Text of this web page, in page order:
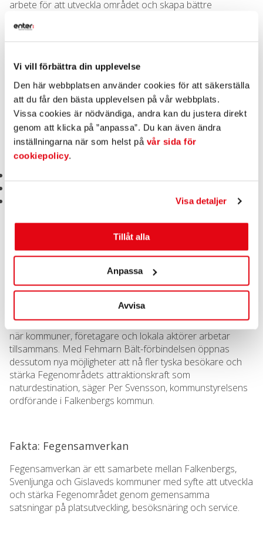
Vi vill förbättra din upplevelse
Den här webbplatsen använder cookies för att säkerställa
att du får den bästa upplevelsen på vår webbplats.
Vissa cookies är nödvändiga, andra kan du justera direkt
genom att klicka på ”anpassa”. Du kan även ändra
inställningarna när som helst på vår sida för
cookiepolicy.
Visa detaljer
Tillåt alla
Anpassa
Avvisa
arbete för att utveckla området och skapa bättre
av Fegen Outdoor är ett viktigt steg i det arbetet och ger
oss bättre möjligheter att sätta området på kartan både
nationellt och internationellt, säger Anton Sjödell,
kommunstyrelsens ordförande i Gislaveds kommun.
Parallellt med lanseringen genomförs flera konkreta
satsningar som ska göra det enklare att upptäcka och
uppleva området.
En ny logotyp introduceras för att skapa en tydlig och
Inför årets säsong flyttas även turistinformationen till
Fegenkiosken, som drivs av Stefanie och Burghard, ägare
till Fegens vandrarhem. Flytten skapar en mer samlad,
lättillgänglig och helårsöppen informationspunkt för både
– Det här är ett tydligt exempel på vad vi kan åstadkomma
när kommuner, företagare och lokala aktörer arbetar
tillsammans. Med Fehmarn Bält-förbindelsen öppnas
dessutom nya möjligheter att nå fler tyska besökare och
stärka Fegenområdets attraktionskraft som
naturdestination, säger Per Svensson, kommunstyrelsens
ordförande i Falkenbergs kommun.
Fakta: Fegensamverkan
Fegensamverkan är ett samarbete mellan Falkenbergs,
Svenljunga och Gislaveds kommuner med syfte att utveckla
och stärka Fegenområdet genom gemensamma
satsningar på platsutveckling, besöksnäring och service.